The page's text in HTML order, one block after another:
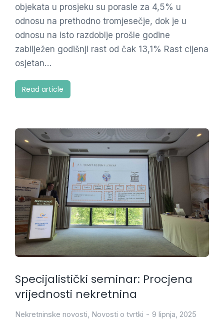
objekata u prosjeku su porasle za 4,5% u
odnosu na prethodno tromjesečje, dok je u
odnosu na isto razdoblje prošle godine
zabilježen godišnji rast od čak 13,1% Rast cijena
osjetan…
Read article
Specijalistički seminar: Procjena
vrijednosti nekretnina
Nekretninske novosti, Novosti o tvrtki 9 lipnja, 2025